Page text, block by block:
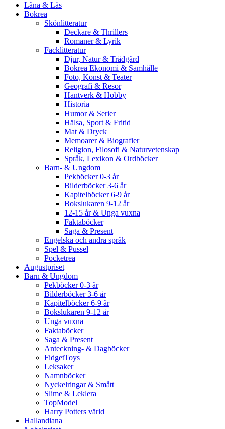
Låna & Läs
Bokrea
Skönlitteratur
Deckare & Thrillers
Romaner & Lyrik
Facklitteratur
Djur, Natur & Trädgård
Bokrea Ekonomi & Samhälle
Foto, Konst & Teater
Geografi & Resor
Hantverk & Hobby
Historia
Humor & Serier
Hälsa, Sport & Fritid
Mat & Dryck
Memoarer & Biografier
Religion, Filosofi & Naturvetenskap
Språk, Lexikon & Ordböcker
Barn- & Ungdom
Pekböcker 0-3 år
Bilderböcker 3-6 år
Kapitelböcker 6-9 år
Bokslukaren 9-12 år
12-15 år & Unga vuxna
Faktaböcker
Saga & Present
Engelska och andra språk
Spel & Pussel
Pocketrea
Augustpriset
Barn & Ungdom
Pekböcker 0-3 år
Bilderböcker 3-6 år
Kapitelböcker 6-9 år
Bokslukaren 9-12 år
Unga vuxna
Faktaböcker
Saga & Present
Anteckning- & Dagböcker
FidgetToys
Leksaker
Namnböcker
Nyckelringar & Smått
Slime & Leklera
TopModel
Harry Potters värld
Hallandiana